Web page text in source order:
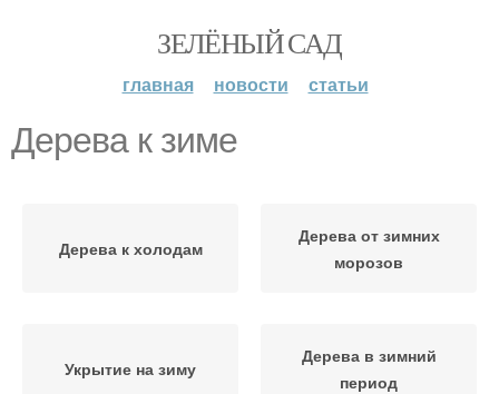
ЗЕЛЁНЫЙ САД
главная новости статьи
Дерева к зиме
Дерева к холодам
Дерева от зимних
морозов
Укрытие на зиму
Дерева в зимний
период